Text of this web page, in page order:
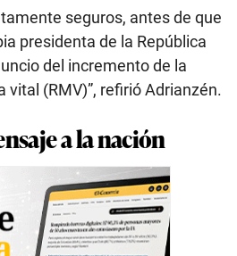
seguros, antes de que
presidenta de la República
del incremento de la
(RMV)”, refirió Adrianzén.
a la nación